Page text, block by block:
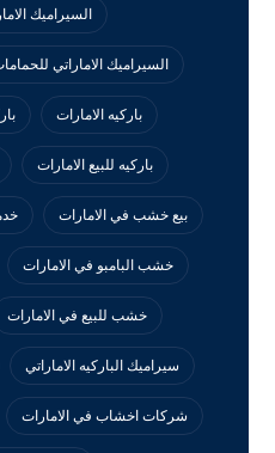
السيراميك
السيراميك الاماراتي
باركيه الامارات
باركيه للبيع الامارات
بيع خشب في الامارات
خشب البامبو في الامارات
خشب للبيع في الامارات
سيراميك الباركيه الاماراتي
شركات اخشاب في الامارات